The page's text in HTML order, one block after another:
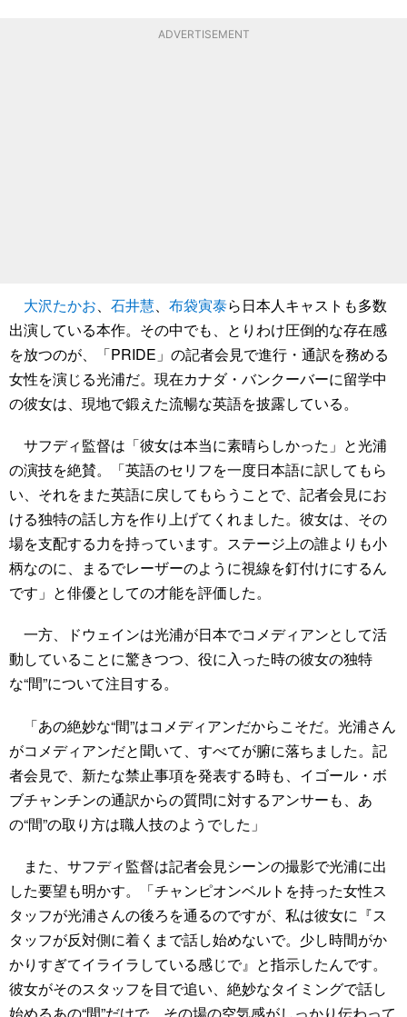
ADVERTISEMENT
大沢たかお、 石井慧、 布袋寅泰ら日本人キャストも多数
出演している本作。その中でも、とりわけ圧倒的な存在感
を放つのが、「PRIDE」の記者会見で進行・通訳を務める
女性を演じる光浦だ。現在カナダ・バンクーバーに留学中
の彼女は、現地で鍛えた流暢な英語を披露している。
サフディ監督は「彼女は本当に素晴らしかった」と光浦
の演技を絶賛。「英語のセリフを一度日本語に訳してもら
い、それをまた英語に戻してもらうことで、記者会見にお
ける独特の話し方を作り上げてくれました。彼女は、その
場を支配する力を持っています。ステージ上の誰よりも小
柄なのに、まるでレーザーのように視線を釘付けにするん
です」と俳優としての才能を評価した。
一方、ドウェインは光浦が日本でコメディアンとして活
動していることに驚きつつ、役に入った時の彼女の独特
な“間”について注目する。
「あの絶妙な“間”はコメディアンだからこそだ。光浦さん
がコメディアンだと聞いて、すべてが腑に落ちました。記
者会見で、新たな禁止事項を発表する時も、イゴール・ボ
ブチャンチンの通訳からの質問に対するアンサーも、あ
の“間”の取り方は職人技のようでした」
また、サフディ監督は記者会見シーンの撮影で光浦に出
した要望も明かす。「チャンピオンベルトを持った女性ス
タッフが光浦さんの後ろを通るのですが、私は彼女に『ス
タッフが反対側に着くまで話し始めないで。少し時間がか
かりすぎてイライラしている感じで』と指示したんです。
彼女がそのスタッフを目で追い、絶妙なタイミングで話し
始めるあの“間”だけで、その場の空気感がしっかり伝わって